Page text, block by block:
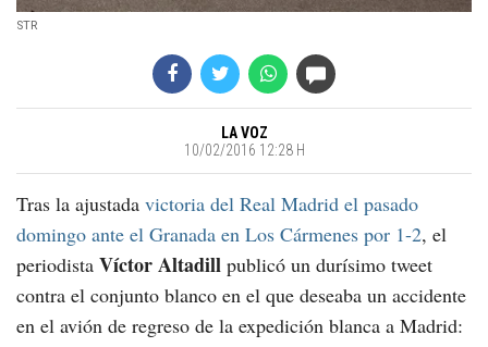
STR
LA VOZ
10/02/2016 12:28 H
Tras la ajustada victoria del Real Madrid el pasado
domingo ante el Granada en Los Cármenes por 1-2, el
periodista Víctor Altadill publicó un durísimo tweet
contra el conjunto blanco en el que deseaba un accidente
en el avión de regreso de la expedición blanca a Madrid: